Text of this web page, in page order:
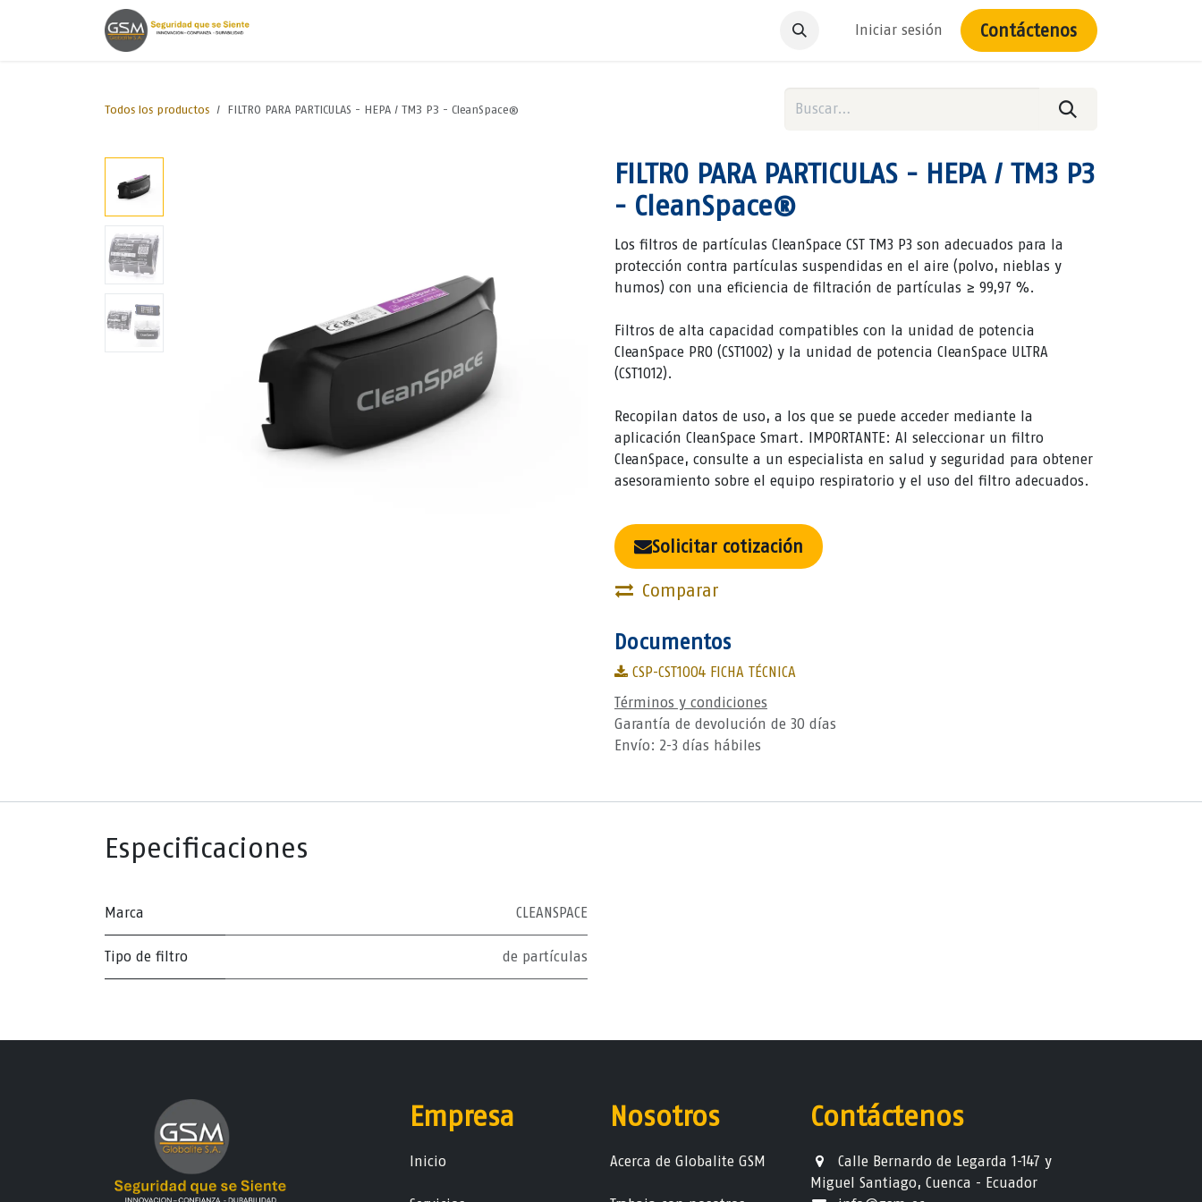
Ir al contenido
Iniciar sesión Contáctenos
Todos los productos FILTRO PARA PARTICULAS - HEPA / TM3 P3 - CleanSpace®
FILTRO PARA PARTICULAS - HEPA / TM3 P3
- CleanSpace®
Los filtros de partículas CleanSpace CST TM3 P3 son adecuados para la
protección contra partículas suspendidas en el aire (polvo, nieblas y
humos) con una eficiencia de filtración de partículas ≥ 99,97 %.
Filtros de alta capacidad compatibles con la unidad de potencia
CleanSpace PRO (CST1002) y la unidad de potencia CleanSpace ULTRA
(CST1012).
Recopilan datos de uso, a los que se puede acceder mediante la
aplicación CleanSpace Smart. IMPORTANTE: Al seleccionar un filtro
CleanSpace, consulte a un especialista en salud y seguridad para obtener
asesoramiento sobre el equipo respiratorio y el uso del filtro adecuados.
Solicitar cotización
Comparar
Documentos
CSP-CST1004 FICHA TÉCNICA
Términos y condiciones
Garantía de devolución de 30 días
Envío: 2-3 días hábiles
Especificaciones
Marca CLEANSPACE
Tipo de filtro de partículas
Contáctenos
Calle Bernardo de Legarda 1-147 y
Miguel Santiago, Cuenca - Ecuador
Empresa
Ini​ci​o
Nosotros
Acerca de Globalite GSM